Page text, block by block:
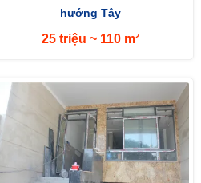
hướng Tây
25 triệu ~ 110 m²